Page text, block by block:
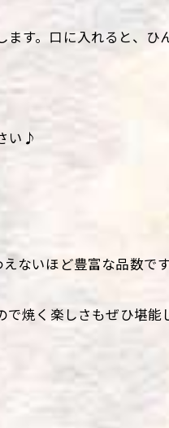
す。口に入れると、
い♪
ないほど豊富な品数で
焼く楽しさもぜひ堪